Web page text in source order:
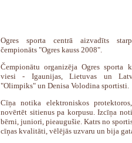
Ogres sporta centrā aizvadīts
čempionāts "Ogres kauss 2008".
Čempionātu organizēja Ogres sporta
viesi - Igaunijas, Lietuvas un
"Olimpiks" un Denisa Volodina sportisti.
Cīņa notika elektroniskos
novērtēt sitienus pa korpusu. Izcīņa
bērni, juniori, pieaugušie. Katrs no
cīņas kvalitāti, vēlējās uzvaru un bija